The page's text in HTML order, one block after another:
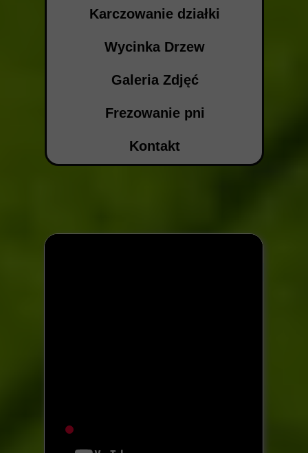
Karczowanie działki
Wycinka Drzew
Galeria Zdjęć
Frezowanie pni
Kontakt